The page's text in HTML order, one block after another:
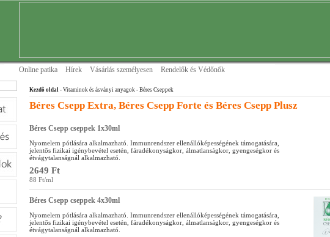
Online patika Hírek Vásárlás személyesen Rendelők és Védőnők
Kezdõ oldal - Vitaminok és ásványi anyagok - Béres Cseppek
Béres Csepp Extra, Béres Csepp Forte és Béres Csepp Plusz
Béres Csepp cseppek 1x30ml
Nyomelem pótlására alkalmazható. Immunrendszer ellenállóképességének támogatására,
jelentős fizikai igénybevétel esetén, fáradékonyságkor, álmatlanságkor, gyengeségkor és
étvágytalanságnál alkalmazható.
2649 Ft
88 Ft/ml
Béres Csepp cseppek 4x30ml
Nyomelem pótlására alkalmazható. Immunrendszer ellenállóképességének támogatására,
jelentős fizikai igénybevétel esetén, fáradékonyságkor, álmatlanságkor, gyengeségkor és
étvágytalanságnál alkalmazható.